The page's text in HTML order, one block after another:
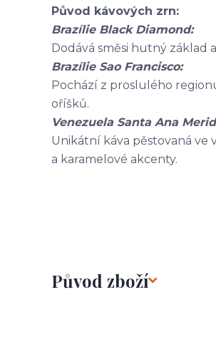
Původ kávových zrn:
Brazílie Black Diamond:
Dodává směsi hutný základ
Brazílie Sao Francisco:
Pochází z proslulého
oříšků.
Venezuela Santa Ana
Unikátní káva pěstovaná ve
a karamelové akcenty.
Původ zboží